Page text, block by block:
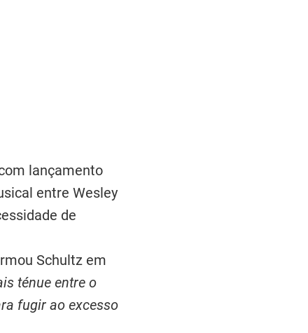
lançamento
entre Wesley
de
Schultz em
ténue entre o
fugir ao excesso